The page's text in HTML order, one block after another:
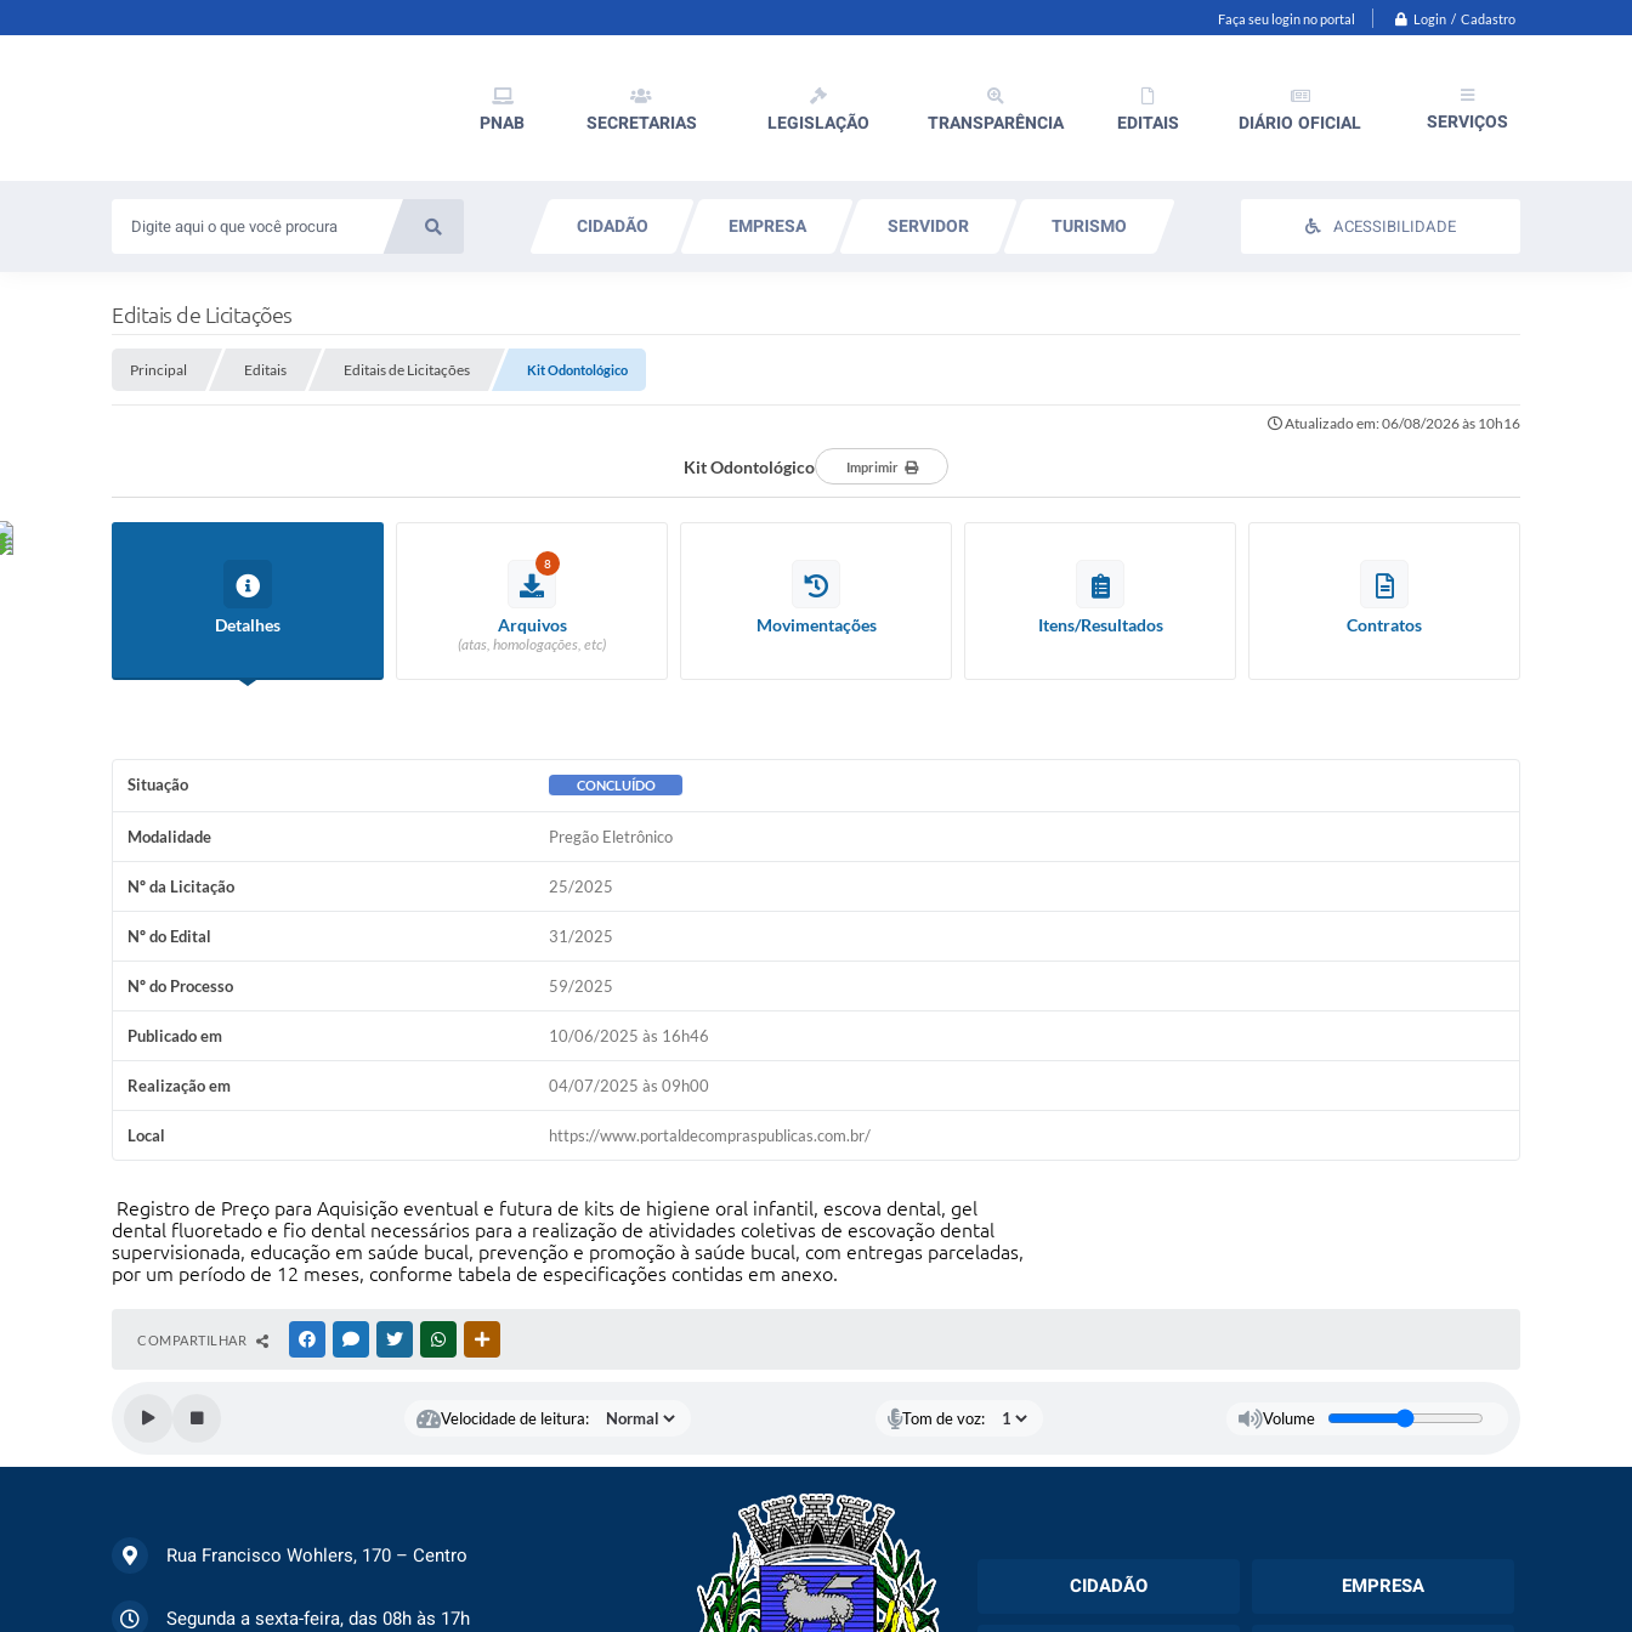
Faça seu login no portal Login / Cadastro
PNAB SECRETARIAS LEGISLAÇÃO TRANSPARÊNCIA EDITAIS DIÁRIO OFICIAL SERVIÇOS
CIDADÃO EMPRESA SERVIDOR TURISMO ACESSIBILIDADE
Editais de Licitações
Principal Editais Editais de Licitações Kit Odontológico
Atualizado em: 06/08/2026 às 10h16
Kit Odontológico Imprimir
Detalhes
8
Arquivos
(atas, homologações, etc)
Movimentações Itens/Resultados Contratos
Situação CONCLUÍDO
Modalidade Pregão Eletrônico
Nº da Licitação 25/2025
Nº do Edital 31/2025
Nº do Processo 59/2025
Publicado em 10/06/2025 às 16h46
Realização em 04/07/2025 às 09h00
Local https://www.portaldecompraspublicas.com.br/
Registro de Preço para Aquisição eventual e futura de kits de higiene oral infantil, escova dental, gel
dental fluoretado e fio dental necessários para a realização de atividades coletivas de escovação dental
supervisionada, educação em saúde bucal, prevenção e promoção à saúde bucal, com entregas parceladas,
por um período de 12 meses, conforme tabela de especificações contidas em anexo.
COMPARTILHAR FACEBOOKMESSENGER
TWITTERWHATSAPP
Velocidade de leitura: Tom de voz: Volume
Rua Francisco Wohlers, 170 – Centro
Segunda a sexta-feira, das 08h às 17h
CIDADÃO EMPRESA